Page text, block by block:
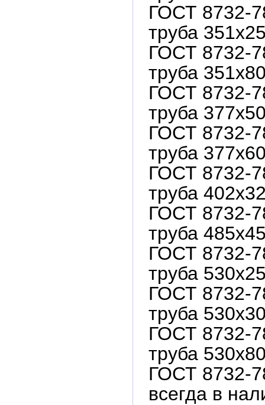
ГОСТ 8732-
труба
ГОСТ 8732-
труба
ГОСТ 8732-
труба
ГОСТ 8732-
труба
ГОСТ 8732-
труба
ГОСТ 8732-
труба
ГОСТ 8732-
труба
ГОСТ 8732-
труба
ГОСТ 8732-
труба
ГОСТ 8732-
всегда в